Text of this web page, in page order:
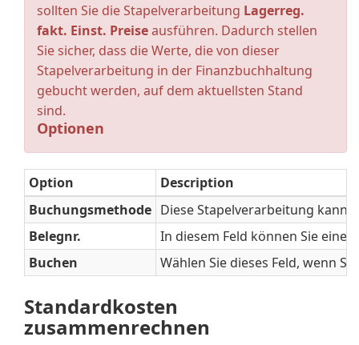
sollten Sie die Stapelverarbeitung Lagerreg.
fakt. Einst. Preiseausführen. Dadurch stellen
Sie sicher, dass die Werte, die von dieser
Stapelverarbeitung in der Finanzbuchhaltung
gebucht werden, auf dem aktuellsten Stand
sind.
Optionen
Option
Description
Buchungsmethode Diese Stapelverarbeitung kann
Belegnr.
In diesem Feld können Sie
Buchen
Wählen Sie dieses Feld, wenn
Standardkosten
zusammenrechnen